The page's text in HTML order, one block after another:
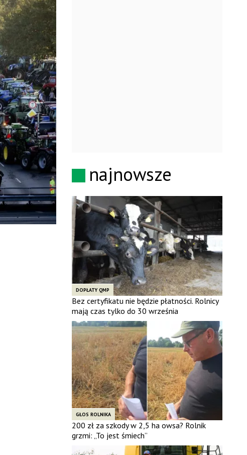
najnowsze
DOPŁATY QMP
Bez certyfikatu nie będzie płatności. Rolnicy
mają czas tylko do 30 września
GŁOS ROLNIKA
200 zł za szkody w 2,5 ha owsa? Rolnik
grzmi: „To jest śmiech”